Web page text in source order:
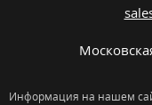
Информация на нашем